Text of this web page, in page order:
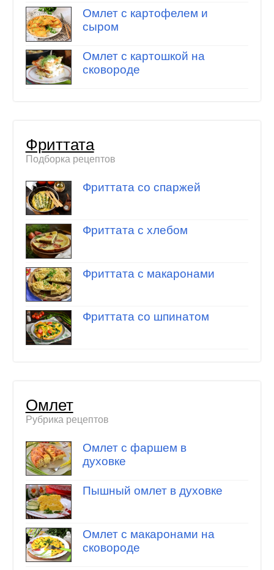
Омлет с картофелем и
сыром
Омлет с картошкой на
сковороде
Фриттата
Подборка рецептов
Фриттата со спаржей
Фриттата с хлебом
Фриттата с макаронами
Фриттата со шпинатом
Омлет
Рубрика рецептов
Омлет с фаршем в
духовке
Пышный омлет в духовке
Омлет с макаронами на
сковороде